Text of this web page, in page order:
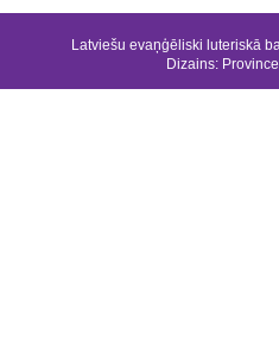
Latviešu evaņģēliski luteriskā
Dizains: